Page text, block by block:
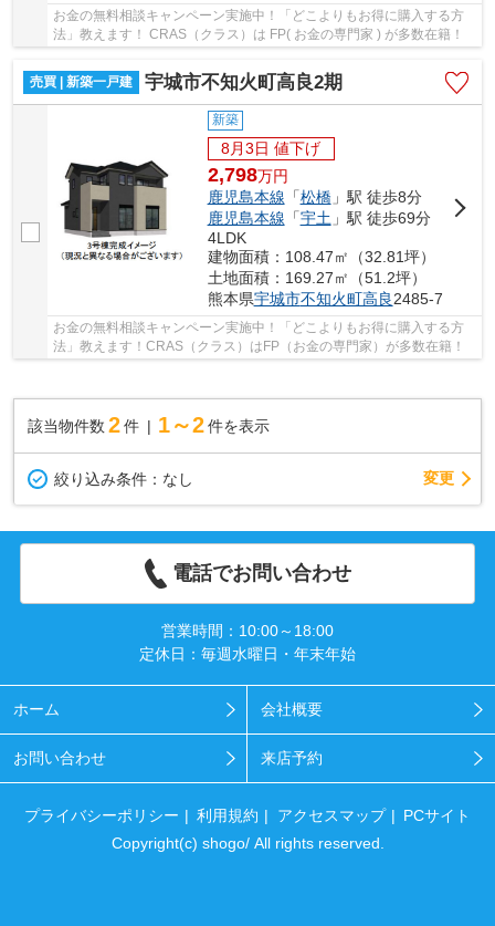
お金の無料相談キャンペーン実施中！「どこよりもお得に購入する方
法」教えます！ CRAS（クラス）は FP( お金の専門家 ) が多数在籍！
売買 | 新築一戸建 宇城市不知火町高良2期
新築
8月3日 値下げ
2,798万円
鹿児島本線 「松橋」駅 徒歩8分
鹿児島本線 「宇土」駅 徒歩69分
4LDK
建物面積：108.47㎡（32.81坪）
土地面積：169.27㎡（51.2坪）
熊本県宇城市不知火町高良2485-7
お金の無料相談キャンペーン実施中！「どこよりもお得に購入する方
法」教えます！CRAS（クラス）はFP（お金の専門家）が多数在籍！
該当物件数 2件 1～2 件を表示
絞り込み条件： なし 変更
電話でお問い合わせ
営業時間：10:00～18:00
定休日：毎週水曜日・年末年始
ホーム 会社概要
お問い合わせ 来店予約
プライバシーポリシー 利用規約 アクセスマップ
PCサイト
Copyright(c) shogo/ All rights reserved.